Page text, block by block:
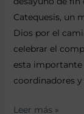
Catequesis, un
Dios por el
celebrar el
esta importante
coordinadores
Leer más »